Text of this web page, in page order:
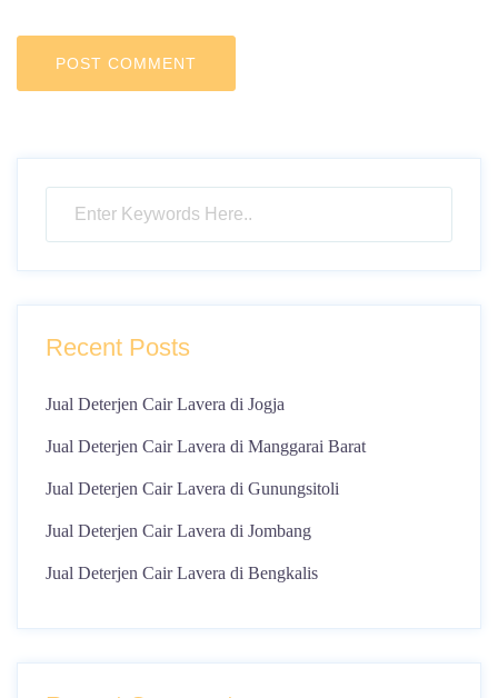
Recent Posts
Jual Deterjen Cair Lavera di Jogja
Jual Deterjen Cair Lavera di Manggarai Barat
Jual Deterjen Cair Lavera di Gunungsitoli
Jual Deterjen Cair Lavera di Jombang
Jual Deterjen Cair Lavera di Bengkalis